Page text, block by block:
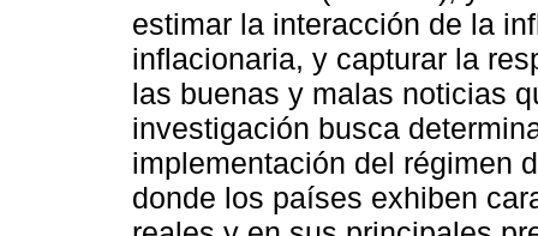
estimar la interacción de la
inflacionaria, y capturar la
las buenas y malas noticias
investigación busca
implementación del régimen
donde los países exhiben